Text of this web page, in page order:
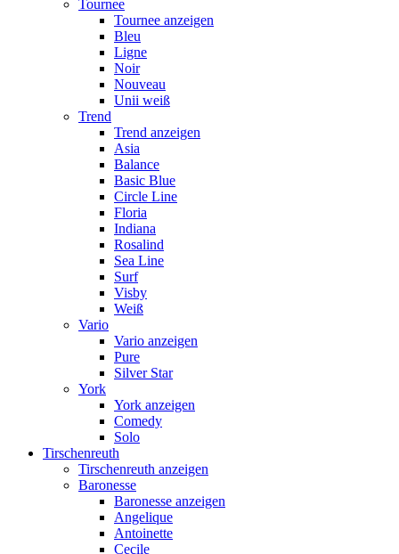
Tournee
Tournee anzeigen
Bleu
Ligne
Noir
Nouveau
Unii weiß
Trend
Trend anzeigen
Asia
Balance
Basic Blue
Circle Line
Floria
Indiana
Rosalind
Sea Line
Surf
Visby
Weiß
Vario
Vario anzeigen
Pure
Silver Star
York
York anzeigen
Comedy
Solo
Tirschenreuth
Tirschenreuth anzeigen
Baronesse
Baronesse anzeigen
Angelique
Antoinette
Cecile